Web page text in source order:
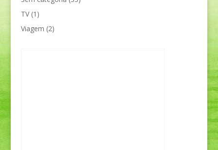
TV(1)
Viagem (2)